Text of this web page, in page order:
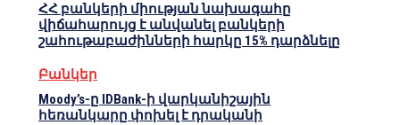
ՀՀ բանկերի միության նախագահը
վիճահարույց է անվանել բանկերի
շահութաբաժինների հարկը 15% դարձնելը
Բանկեր
Moody’s-ը IDBank-ի վարկանիշային
հեռանկարը փոխել է դրականի